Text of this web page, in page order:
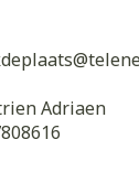
Adriaen